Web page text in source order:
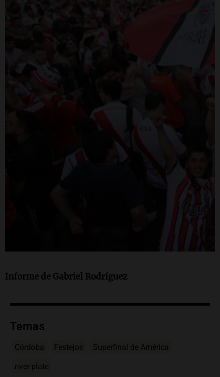
Informe de Gabriel Rodríguez
Temas
Córdoba Festejos Superfinal de América
river-plate